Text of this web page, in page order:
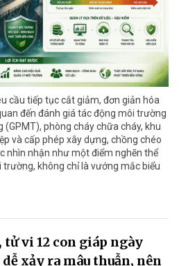
cầu tiếp tục cắt giảm, đơn giản hóa
đến đánh giá tác động môi trường
phòng cháy chữa cháy, khu
và cấp phép xây dựng, chồng chéo
nhìn nhận như một điểm nghẽn thể
không chỉ là vướng mắc biểu
vi 12 con giáp ngày
xảy ra mâu thuẫn, nên